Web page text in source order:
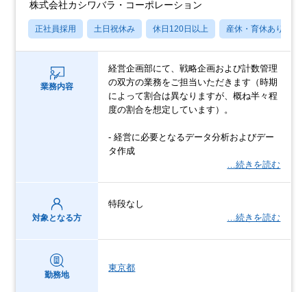
株式会社カシワバラ・コーポレーション
正社員採用 土日祝休み 休日120日以上 産休・育休あり
業務内容
経営企画部にて、戦略企画および計数管理
の双方の業務をご担当いただきます（時期
によって割合は異なりますが、概ね半々程
度の割合を想定しています）。
- 経営に必要となるデータ分析およびデー
タ作成
…続きを読む
対象となる方
特段なし
…続きを読む
勤務地
東京都